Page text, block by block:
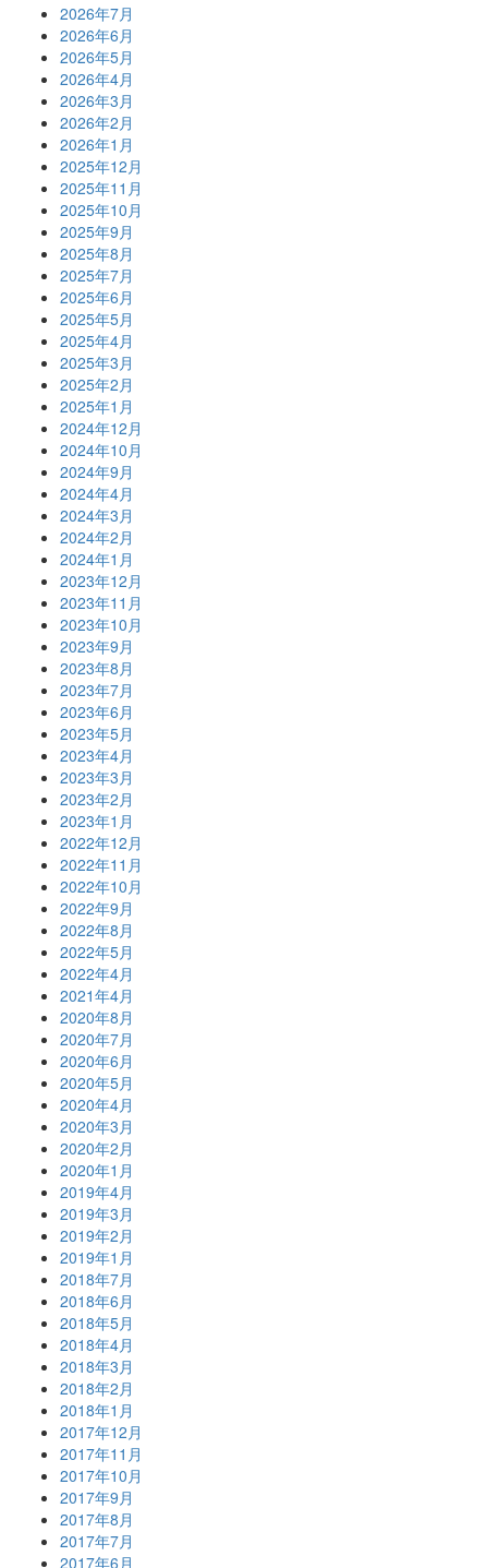
2026年7月
2026年6月
2026年5月
2026年4月
2026年3月
2026年2月
2026年1月
2025年12月
2025年11月
2025年10月
2025年9月
2025年8月
2025年7月
2025年6月
2025年5月
2025年4月
2025年3月
2025年2月
2025年1月
2024年12月
2024年10月
2024年9月
2024年4月
2024年3月
2024年2月
2024年1月
2023年12月
2023年11月
2023年10月
2023年9月
2023年8月
2023年7月
2023年6月
2023年5月
2023年4月
2023年3月
2023年2月
2023年1月
2022年12月
2022年11月
2022年10月
2022年9月
2022年8月
2022年5月
2022年4月
2021年4月
2020年8月
2020年7月
2020年6月
2020年5月
2020年4月
2020年3月
2020年2月
2020年1月
2019年4月
2019年3月
2019年2月
2019年1月
2018年7月
2018年6月
2018年5月
2018年4月
2018年3月
2018年2月
2018年1月
2017年12月
2017年11月
2017年10月
2017年9月
2017年8月
2017年7月
2017年6月